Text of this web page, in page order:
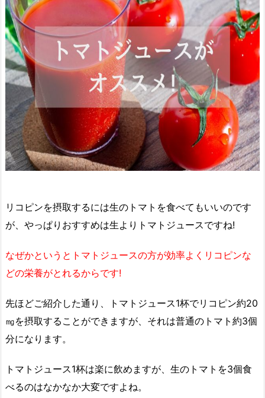
リコピンを摂取するには生のトマトを食べてもいいのです
が、やっぱりおすすめは生よりトマトジュースですね!
なぜかというとトマトジュースの方が効率よくリコピンな
どの栄養がとれるからです!
先ほどご紹介した通り、トマトジュース1杯でリコピン約20
㎎を摂取することができますが、それは普通のトマト約3個
分になります。
トマトジュース1杯は楽に飲めますが、生のトマトを3個食
べるのはなかなか大変ですよね。